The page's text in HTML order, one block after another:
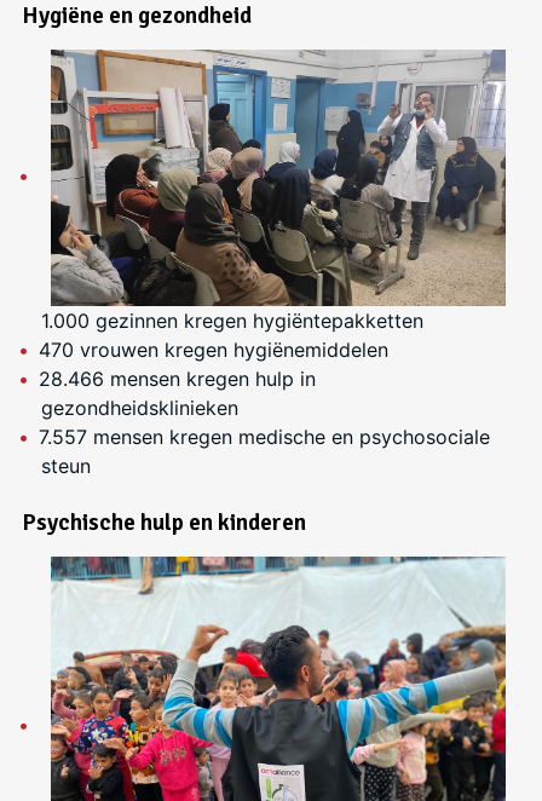
Hygiëne en gezondheid
1.000 gezinnen kregen hygiëntepakketten
470 vrouwen kregen hygiënemiddelen
28.466 mensen kregen hulp in
gezondheidsklinieken
7.557 mensen kregen medische en psychosociale
steun
Psychische hulp en kinderen